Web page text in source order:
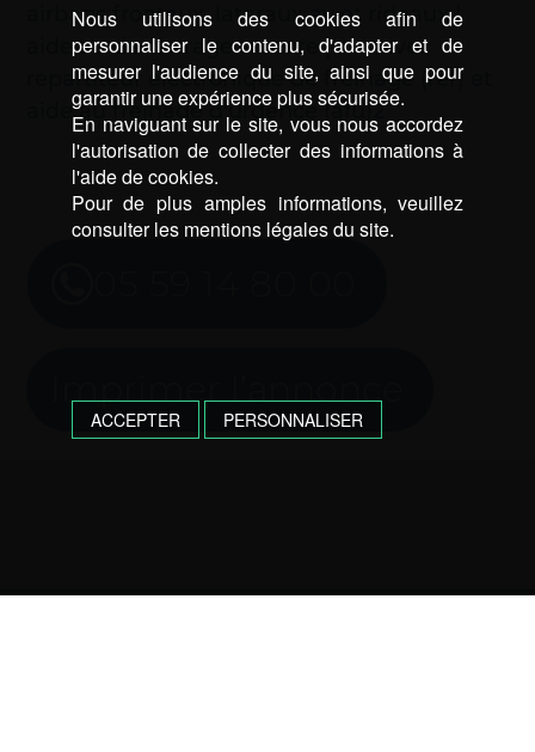
airbags frontaux, lateraux av et rideaux |
aide au demarrage en cote | abs avec
repartiteur electronique de freinage (ref) et
aide au freinage d'urgence (afu)2
Imprimer l’annonce
Nous utilisons des cookies afin de
personnaliser le contenu, d'adapter et de
mesurer l'audience du site, ainsi que pour
garantir une expérience plus sécurisée.
En naviguant sur le site, vous nous accordez
l'autorisation de collecter des informations à
l'aide de cookies.
Pour de plus amples informations, veuillez
consulter les mentions légales du site.
ACCEPTER PERSONNALISER